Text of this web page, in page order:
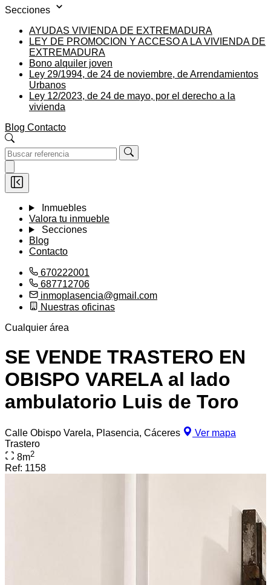
Secciones
AYUDAS VIVIENDA DE EXTREMADURA
LEY DE PROMOCION Y ACCESO A LA VIVIENDA DE
EXTREMADURA
Bono alquiler joven
Ley 29/1994, de 24 de noviembre, de Arrendamientos
Urbanos
Ley 12/2023, de 24 de mayo, por el derecho a la
vivienda
Blog Contacto
Inmuebles
Valora tu inmueble
Secciones
Blog
Contacto
670222001
687712706
inmoplasencia@gmail.com
Nuestras oficinas
Cualquier área
SE VENDE TRASTERO EN
OBISPO VARELA al lado
ambulatorio Luis de Toro
Calle Obispo Varela, Plasencia, Cáceres
Ver mapa
Trastero
8m2
Ref: 1158